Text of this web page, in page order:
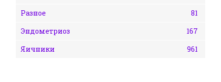
Разное
81
Эндометриоз
167
Яичники
961